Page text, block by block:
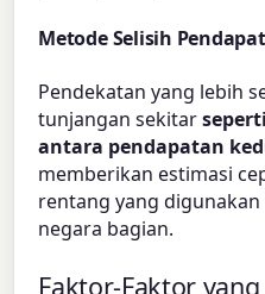
Metode Selisih
Pendekatan yang lebih
tunjangan sekitar
antara pendapatan
memberikan estimasi
rentang yang
negara bagian.
Faktor-Faktor